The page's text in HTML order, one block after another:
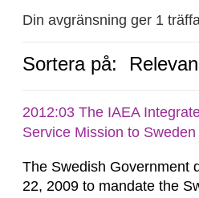
Din avgränsning ger 1
Sortera på:
2012:03 The IAEA
Service Mission to
The Swedish Government
22, 2009 to mandate the